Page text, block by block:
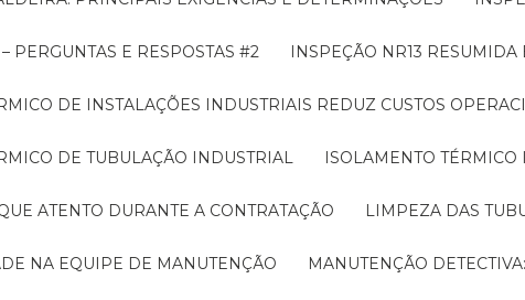
PERGUNTAS E RESPOSTAS #2 INSPEÇÃO NR13
DE INSTALAÇÕES INDUSTRIAIS REDUZ CUSTOS
DE TUBULAÇÃO INDUSTRIAL ISOLAMENTO
ATENTO DURANTE A CONTRATAÇÃO LIMPEZA DAS
NA EQUIPE DE MANUTENÇÃO MANUTENÇÃO